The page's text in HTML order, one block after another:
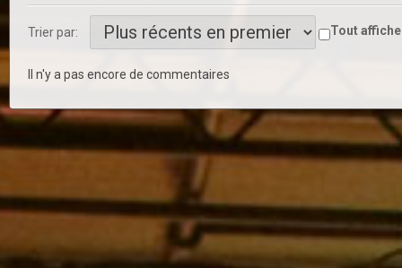
Trier par: Tout
Il n'y a pas encore de commentaires